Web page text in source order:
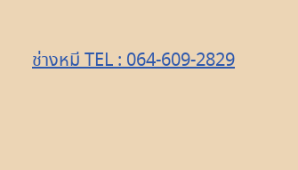
ช่างหมี TEL : 064-609-2829